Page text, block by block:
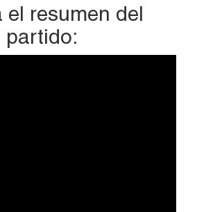
el resumen del
partido: